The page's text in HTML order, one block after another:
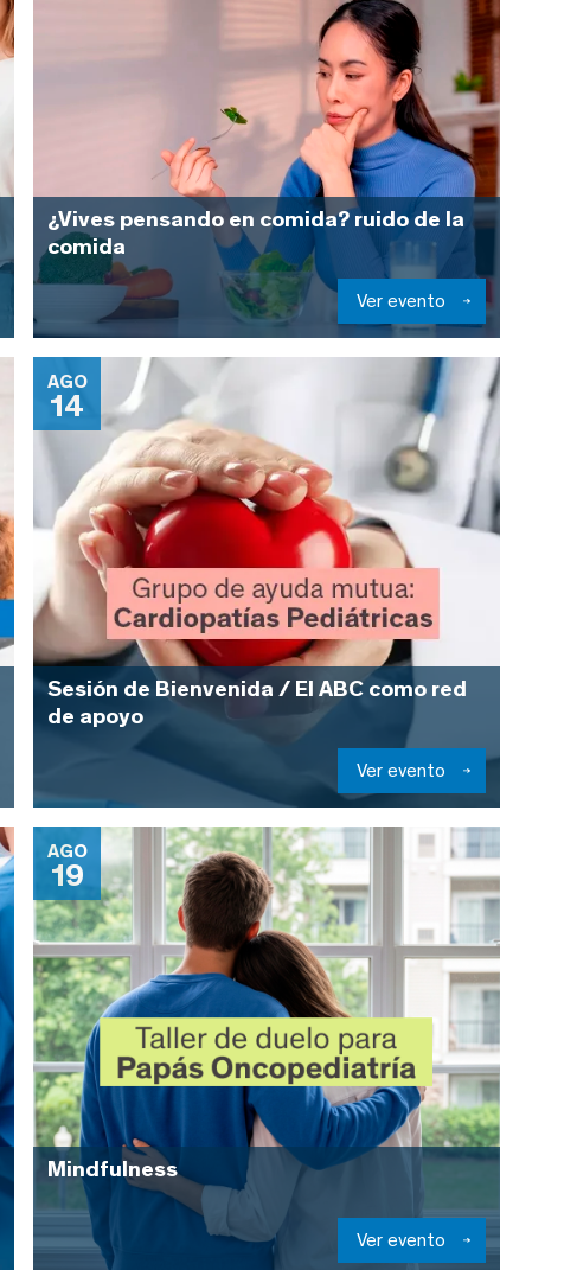
¿Vives pensando en comida? ruido de la
comida
Ver evento
AGO
14
Sesión de Bienvenida / El ABC como red
de apoyo
Ver evento
AGO
19
Mindfulness
Ver evento